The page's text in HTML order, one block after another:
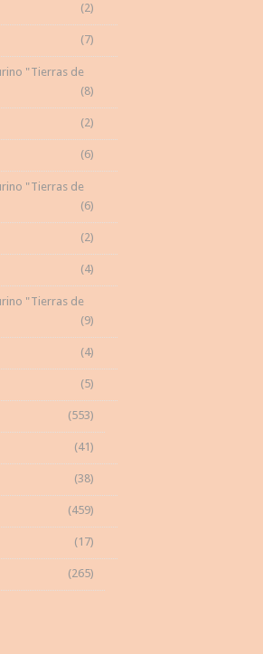
(2)
(7)
"Tierras de
(8)
(2)
(6)
"Tierras de
(6)
(2)
(4)
"Tierras de
(9)
(4)
(5)
(553)
(41)
(38)
(459)
(17)
(265)